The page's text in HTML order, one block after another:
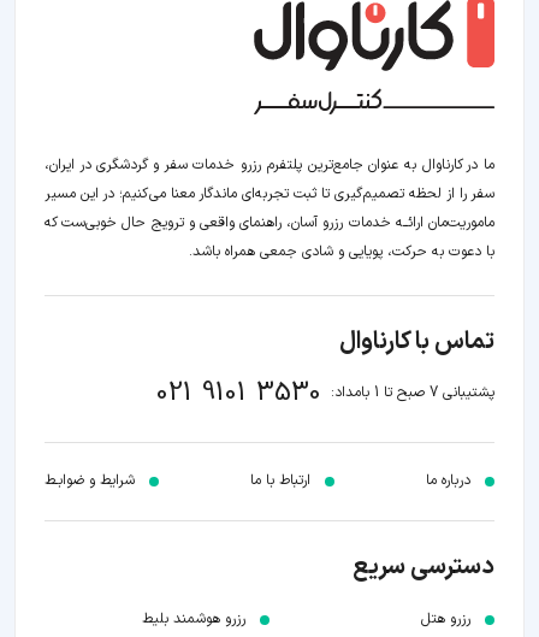
ما در کارناوال به عنوان جامع‌ترین پلتفرم رزرو خدمات سفر و گردشگری در ایران،
سفر را از لحظه‌ تصمیم‌گیری تا ثبت تجربه‌ای ماندگار معنا می‌کنیم؛ در این مسیر‍
ماموریت‌مان اراﺋــﻪ خدمات رزرو آسان، راهنمای واقعی و ترویج حال خوبی‌ست که
با دعوت به حرکت، پویایی و شادی جمعی همراه باشد.
تماس با کارناوال
پشتیبانی 7 صبح تا 1 بامداد: 021 9101 3530
درباره ما ارتباط با ما شرایط و ضوابـط
دسترسی سریع
رزرو هتل
رزرو هوشمند بلیط